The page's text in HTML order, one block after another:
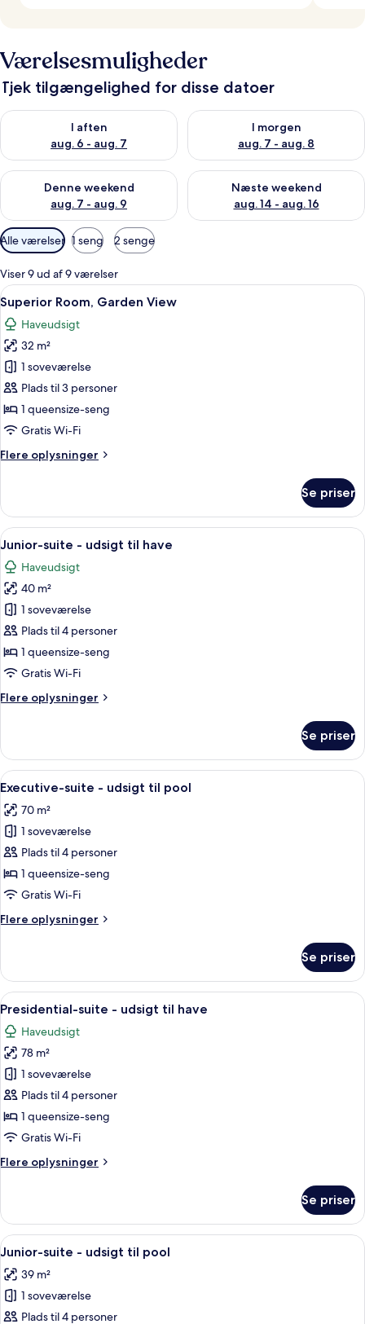
Værelsesmuligheder
Tjek tilgængelighed for disse datoer
I aften
aug. 6 - aug. 7
Tjek tilgængelighed for i aften aug. 6 - aug. 7
I morgen
aug. 7 - aug. 8
Tjek tilgængelighed for i
Denne weekend
aug. 7 - aug. 9
Tjek tilgængelighed for denne weekend aug. 7 - aug. 9
Næste weekend
aug. 14 - aug. 16
Tjek tilgængelighed for næste
Tilgængelige
filtre
for
værelser
Alle værelser 1 seng 2 senge
Viser 9 ud af 9 værelser
Indlæs
alle
billeder
af
Superior
Room,
Garden
View
Et hotelværelse med seng, stol,
5
Superior Room, Garden View
Haveudsigt
32 m²
1 soveværelse
Plads til 3 personer
1 queensize-seng
Gratis Wi-Fi
Flere oplysninger
Flere
Room,
Garden
View
Se priser
Indlæs
alle
billeder
af
Junior-
suite
-
udsigt
have
Et moderne hotelværelse med en
6
Junior-suite - udsigt til have
Haveudsigt
40 m²
1 soveværelse
Plads til 4 personer
1 queensize-seng
Gratis Wi-Fi
Flere oplysninger
Flere
suite
udsigt
have
Se priser
Indlæs
alle
billeder
af
Executive-
suite
-
til
En moderne stue med sofa, stole,
4
Executive-suite - udsigt til pool
70 m²
1 soveværelse
Plads til 4 personer
1 queensize-seng
Gratis Wi-Fi
Flere oplysninger
Flere
suite
udsigt
pool
Se priser
Indlæs
alle
billeder
af
Presidential-
suite
-
udsigt
have
En moderne stue med en blå sofa,
5
Presidential-suite - udsigt til have
Haveudsigt
78 m²
1 soveværelse
Plads til 4 personer
1 queensize-seng
Gratis Wi-Fi
Flere oplysninger
Flere
suite
udsigt
have
Se priser
Indlæs
alle
billeder
af
Junior-
Et moderne hotelværelse med en
5
Junior-suite - udsigt til pool
39 m²
1 soveværelse
Plads til 4 personer